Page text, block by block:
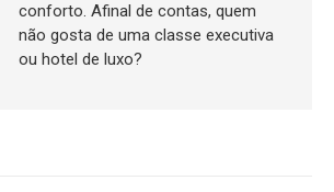
conforto. Afinal de contas, quem
não gosta de uma classe executiva
ou hotel de luxo?